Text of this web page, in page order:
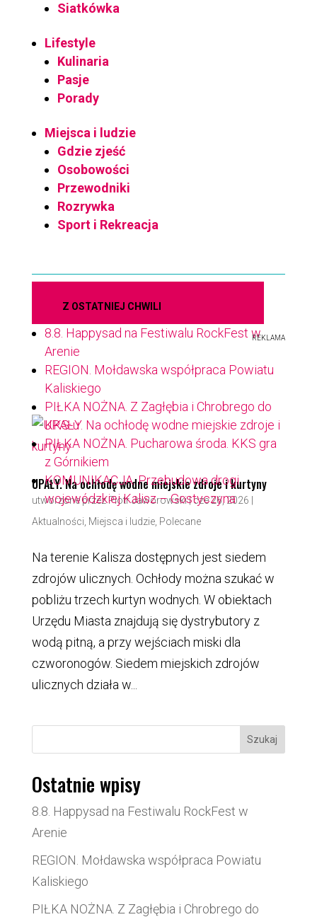
Siatkówka
Lifestyle
Kulinaria
Pasje
Porady
Miejsca i ludzie
Gdzie zjeść
Osobowości
Przewodniki
Rozrywka
Sport i Rekreacja
Z OSTATNIEJ CHWILI
8.8. Happysad na Festiwalu RockFest w
Arenie
REGION. Mołdawska współpraca Powiatu
Kaliskiego
PIŁKA NOŻNA. Z Zagłębia i Chrobrego do
KKS-u
PIŁKA NOŻNA. Pucharowa środa. KKS gra
z Górnikiem
KOMUNIKACJA. Przebudowa drogi
wojewódzkiej Kalisz – Gostyczyna
REKLAMA
UPAŁY. Na ochłodę wodne miejskie zdroje i kurtyny
utworzone przezPiotr Jaworowski|cze 26, 2026
Aktualności Miejsca i ludzie, Polecane
Na terenie Kalisza dostępnych jest siedem
zdrojów ulicznych. Ochłody można szukać w
pobliżu trzech kurtyn wodnych. W obiektach
Urzędu Miasta znajdują się dystrybutory z
wodą pitną, a przy wejściach miski dla
czworonogów. Siedem miejskich zdrojów
ulicznych działa w...
Szukaj
Ostatnie wpisy
8.8. Happysad na Festiwalu RockFest w
Arenie
REGION. Mołdawska współpraca Powiatu
Kaliskiego
PIŁKA NOŻNA. Z Zagłębia i Chrobrego do